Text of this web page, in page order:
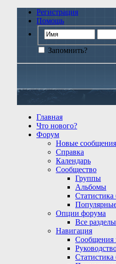
Регистрация
Помощь
Запомнить?
Главная
Что нового?
Форум
Новые сообщения
Справка
Календарь
Сообщество
Группы
Альбомы
Статистика
Опции форума
Все
Навигация
Сообщения
Статистика